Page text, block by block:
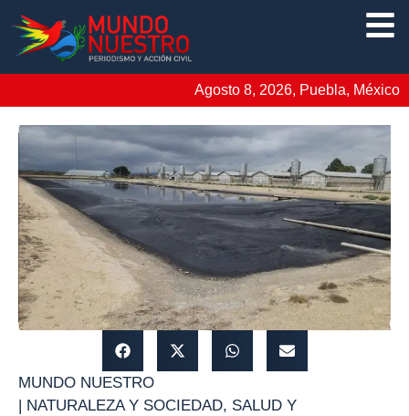
Agosto 8, 2026, Puebla, México
MUNDO NUESTRO
NATURALEZA Y SOCIEDAD, SALUD Y